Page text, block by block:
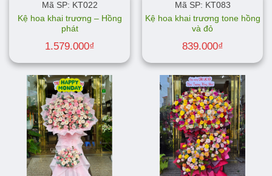
Mã SP: KT022
Kệ hoa khai trương – Hồng
phát
1.579.000₫
Mã SP: KT083
Kệ hoa khai trương tone hồng
và đỏ
839.000₫